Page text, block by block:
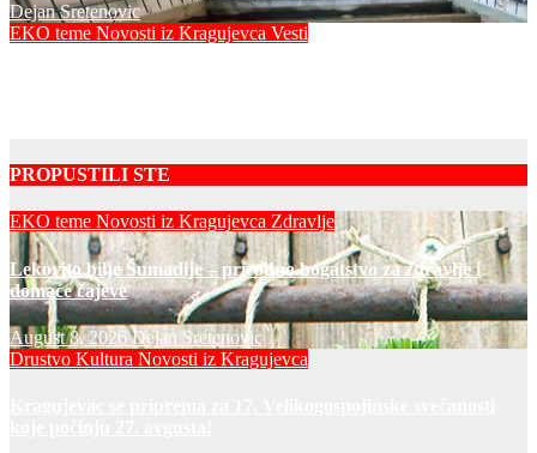
Dejan Sretenovic
EKO teme Novosti iz Kragujevca Vesti
PROPUSTILI STE
EKO teme Novosti iz Kragujevca Zdravlje
Lekovito bilje Šumadije – prirodno bogatstvo za zdravlje i
domaće čajeve
August 8, 2026Dejan Sretenovic
Drustvo Kultura Novosti iz Kragujevca